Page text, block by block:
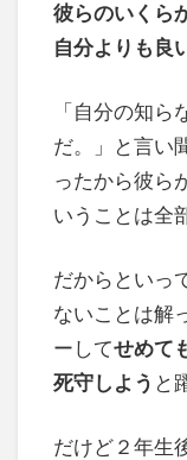
彼らのいくら
自分よりも良
「自分の知
だ。」と言い
ったから彼ら
いうことは全
だからといっ
ないことは解
ーしてせめて
死守しよう と
だけど２年生